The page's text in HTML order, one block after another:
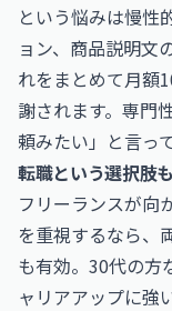
という悩みは慢性
ョン、商品説明文
れをまとめて月額
謝されます。専門
頼みたい」と言っ
転職という選択肢
フリーランスが向
を重視するなら、
も有効。30代の方
ャリアアップに強